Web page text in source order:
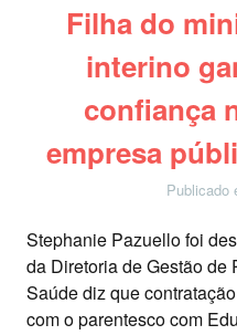
Filha do
interino
confiança
empresa
Publicado
Stephanie Pazuello foi
da Diretoria de Gestão de
Saúde diz que
com o parentesco com